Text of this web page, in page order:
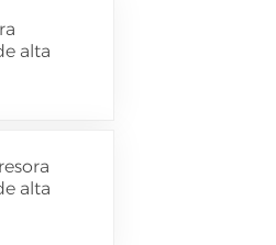
alta
alta
vacío